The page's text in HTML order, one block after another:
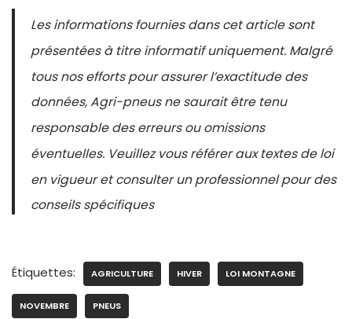
Les informations fournies dans cet article sont
présentées à titre informatif uniquement. Malgré
tous nos efforts pour assurer l’exactitude des
données, Agri-pneus ne saurait être tenu
responsable des erreurs ou omissions
éventuelles. Veuillez vous référer aux textes de loi
en vigueur et consulter un professionnel pour des
conseils spécifiques
Étiquettes: AGRICULTURE HIVER LOI MONTAGNE
NOVEMBRE PNEUS